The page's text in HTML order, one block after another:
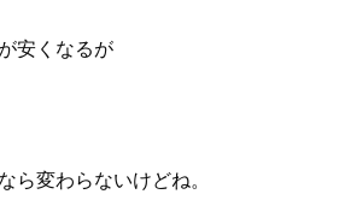
安くなるが
ら変わらないけどね。